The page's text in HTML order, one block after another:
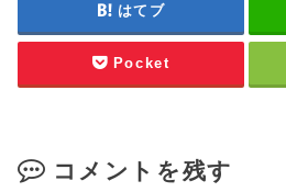
はてブ
Pocket
コメントを残す